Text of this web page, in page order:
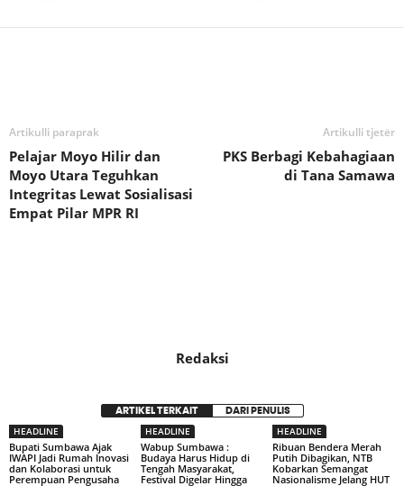
Artikulli paraprak
Pelajar Moyo Hilir dan
Moyo Utara Teguhkan
Integritas Lewat Sosialisasi
Empat Pilar MPR RI
Artikulli tjetër
PKS Berbagi Kebahagiaan
di Tana Samawa
Redaksi
ARTIKEL TERKAIT DARI PENULIS
HEADLINE
Bupati Sumbawa Ajak
IWAPI Jadi Rumah Inovasi
dan Kolaborasi untuk
Perempuan Pengusaha
HEADLINE
Wabup Sumbawa :
Budaya Harus Hidup di
Tengah Masyarakat,
Festival Digelar Hingga
HEADLINE
Ribuan Bendera Merah
Putih Dibagikan, NTB
Kobarkan Semangat
Nasionalisme Jelang HUT